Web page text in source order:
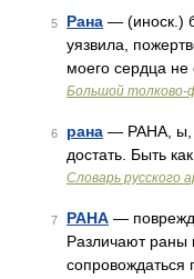
5 Рана — (иноск.)
уязвила,
моего сердца не
Большой толково-
6 рана — РАНА, ы,
достать. Быть
Словарь русского
7 РАНА —
Различают раны
сопровождаться